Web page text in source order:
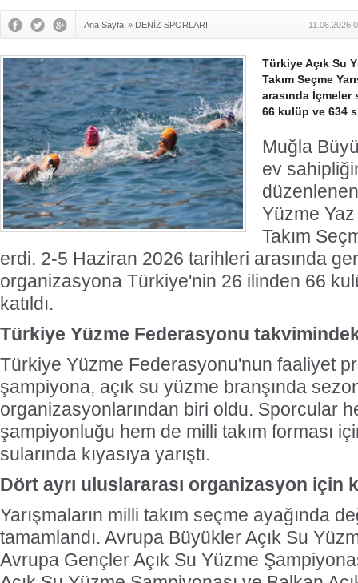
Ana Sayfa » DENİZ SPORLARI 11.06.2026
Türkiye Açık Su
Takım Seçme
arasında İçmeler
66 kulüp ve 634
Muğla
ev
Yüzme
Takım
erdi. 2-5 Haziran 2026 tarihleri arasında
organizasyona Türkiye'nin 26 ilinden 66
katıldı.
Türkiye Yüzme Federasyonu
Türkiye Yüzme Federasyonu'nun faaliyet
şampiyona, açık su yüzme branşında
organizasyonlarından biri oldu. Sporcular
şampiyonluğu hem de milli takım forması
sularında kıyasıya yarıştı.
Dört ayrı uluslararası organizasyon için
Yarışmaların milli takım seçme ayağında
tamamlandı. Avrupa Büyükler Açık Su
Avrupa Gençler Açık Su Yüzme